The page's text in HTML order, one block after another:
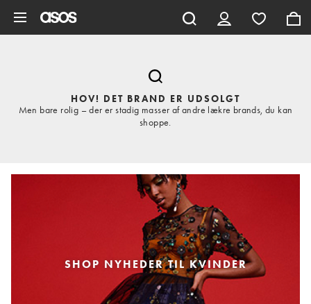
HOV! DET BRAND ER UDSOLGT
Men bare rolig – der er stadig masser af andre lækre brands, du kan
shoppe.
SHOP NYHEDER TIL KVINDER